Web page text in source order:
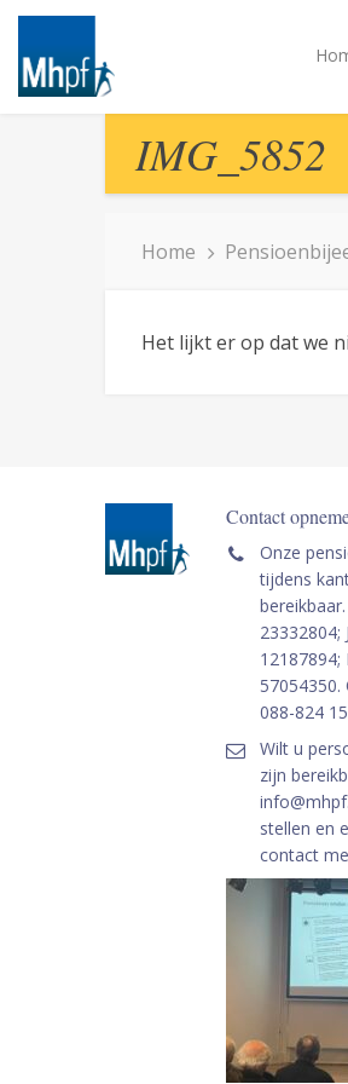
IMG_5852
Home
Het lijkt er op dat we
Contact
Onze
tijdens
23332804;
12187894;
088-824
Wilt u
zijn
stellen en
contact